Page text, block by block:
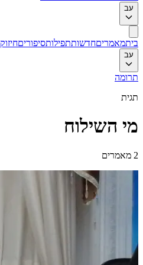
עב
ביתמאמריםחדשותתפילותסיפוריםחיזוק
עב
תרומה
תגית
מי השילוח
2 מאמרים